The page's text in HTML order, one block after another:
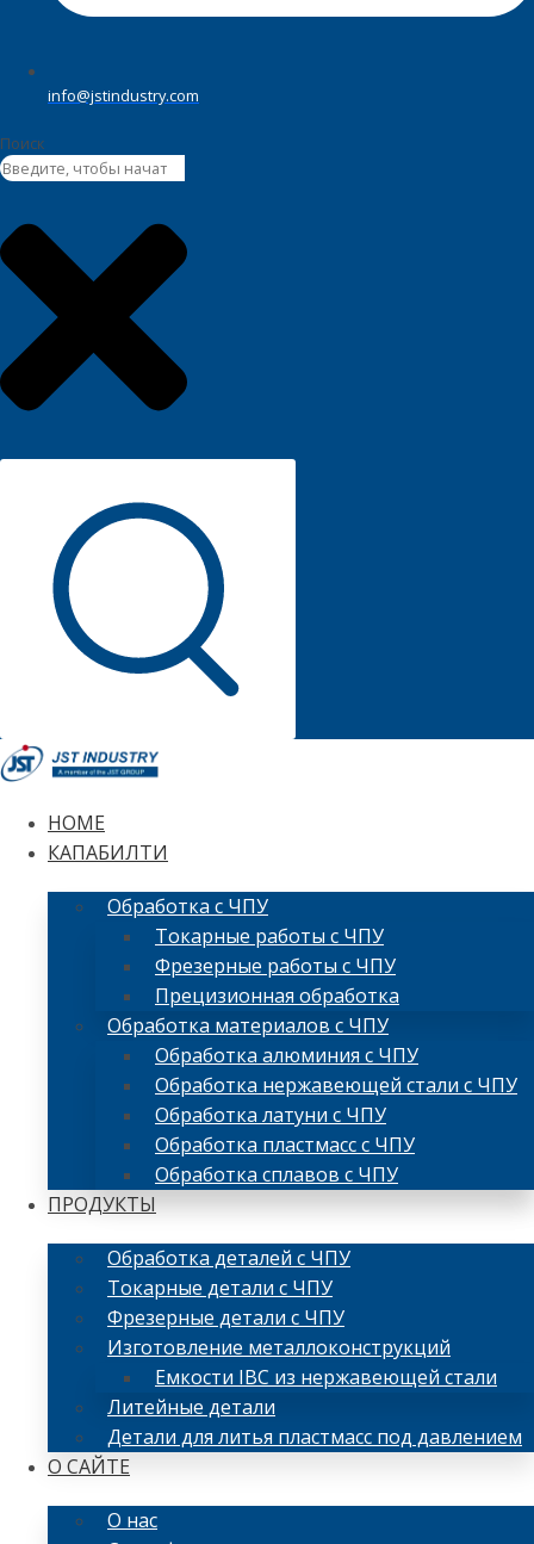
info@jstindustry.com
Поиск
HOME
КАПАБИЛТИ
Обработка с ЧПУ
Токарные работы с ЧПУ
Фрезерные работы с ЧПУ
Прецизионная обработка
Обработка материалов с ЧПУ
Обработка алюминия с ЧПУ
Обработка нержавеющей стали с ЧПУ
Обработка латуни с ЧПУ
Обработка пластмасс с ЧПУ
Обработка сплавов с ЧПУ
ПРОДУКТЫ
Обработка деталей с ЧПУ
Токарные детали с ЧПУ
Фрезерные детали с ЧПУ
Изготовление металлоконструкций
Емкости IBC из нержавеющей стали
Литейные детали
Детали для литья пластмасс под давлением
О САЙТЕ
О нас